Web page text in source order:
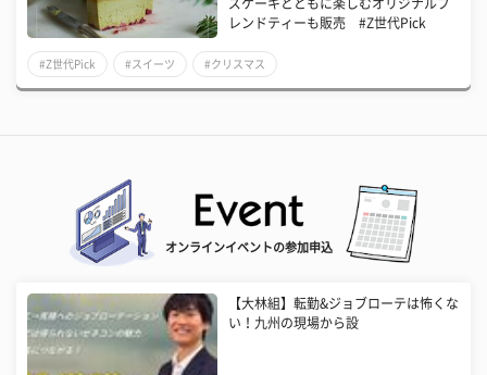
ズケーキとともに楽しむオリジナルブ
レンドティーも販売 #Z世代Pick
#Z世代Pick #スイーツ #クリスマス
オンラインイベントの参加申込
【大林組】転勤&ジョブローテは怖くな
い！九州の現場から設